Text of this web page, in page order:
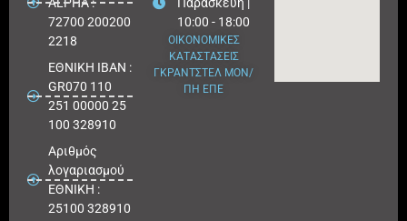
72700 200200
2218
ΕΘΝΙΚΗ ΙΒΑΝ :
GR070 110
251 00000 25
100 328910
Αριθμός
λογαριασμού
ΕΘΝΙΚΗ :
25100 328910
Παρασκευή |
10:00 - 18:00
ΟΙΚΟΝΟΜΙΚΕΣ
ΚΑΤΑΣΤΑΣΕΙΣ
ΓΚΡΑΝΤΣΤΕΛ ΜΟΝ/
ΠΗ ΕΠΕ